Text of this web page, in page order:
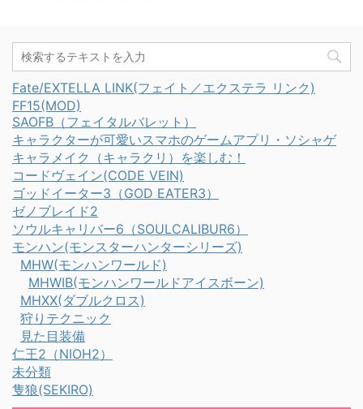
も作りこみがすごすぎて
すごい（語彙） 透け素材
と物理演算で、メモリ大
丈夫か心配になります。
色替え・カラーチェンジ
腰・頭装備を外す！
この足パーツがスカート
風になってるの好き ...
した。 EXヴァルファー
α装備の見た目 EXヴァル
ファーα装備 うつくし
い・・ ヴァル装備の伝
カラーチェンジ 黒にチェ
ンジ 腰・頭装備を外す！
ないようにしてしまいま
Fate/EXTELLA LINK(フェイト／エクステラ リンク)
FF15(MOD)
SAOFB（フェイタルバレット）
キャラクターが可愛いスマホのゲームアプリ・ソシャゲ
キャラメイク（キャラクリ）を楽しむ！
コードヴェイン(CODE VEIN)
ゴッドイーター3（GOD EATER3）
ゼノブレイド2
ソウルキャリバー6（SOULCALIBUR6）
モンハン(モンスターハンターシリーズ)
MHW(モンハンワールド)
MHWIB(モンハンワールドアイスボーン)
MHXX(ダブルクロス)
狩りテクニック
見た目装備
仁王2（NIOH2）
未分類
隻狼(SEKIRO)